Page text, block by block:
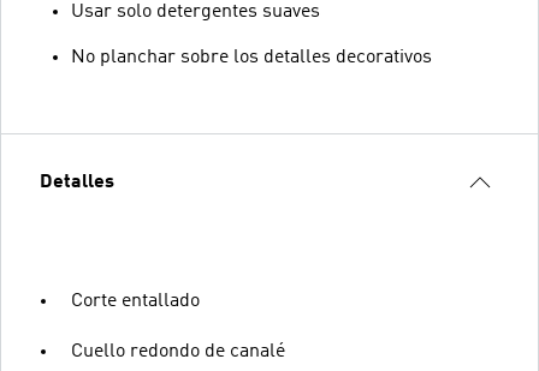
Usar solo detergentes suaves
No planchar sobre los detalles decorativos
Detalles
Corte entallado
Cuello redondo de canalé